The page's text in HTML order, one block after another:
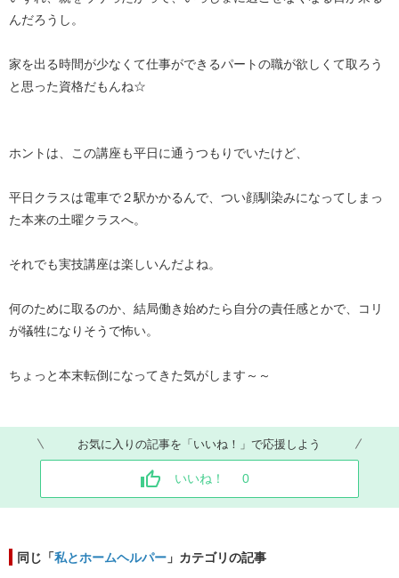
んだろうし。
家を出る時間が少なくて仕事ができるパートの職が欲しくて取ろう
と思った資格だもんね☆
ホントは、この講座も平日に通うつもりでいたけど、
平日クラスは電車で２駅かかるんで、つい顔馴染みになってしまっ
た本来の土曜クラスへ。
それでも実技講座は楽しいんだよね。
何のために取るのか、結局働き始めたら自分の責任感とかで、コリ
が犠牲になりそうで怖い。
ちょっと本末転倒になってきた気がします～～
お気に入りの記事を「いいね！」で応援しよう
いいね！ 0
同じ「私とホームヘルパー 」カテゴリの記事